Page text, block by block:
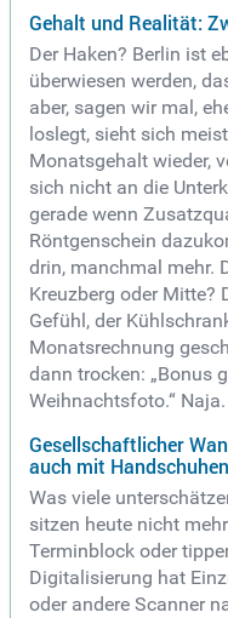
Gehalt und Realität:
Der Haken? Berlin ist
überwiesen werden,
aber, sagen wir mal,
loslegt, sieht sich
Monatsgehalt wieder,
sich nicht an die
gerade wenn
Röntgenschein
drin, manchmal mehr.
Kreuzberg oder
Gefühl, der
Monatsrechnung
dann trocken: „Bonus
Weihnachtsfoto.“ Naja.
Gesellschaftlicher
auch mit Handschuhen
Was viele
sitzen heute nicht
Terminblock oder
Digitalisierung hat
oder andere Scanner